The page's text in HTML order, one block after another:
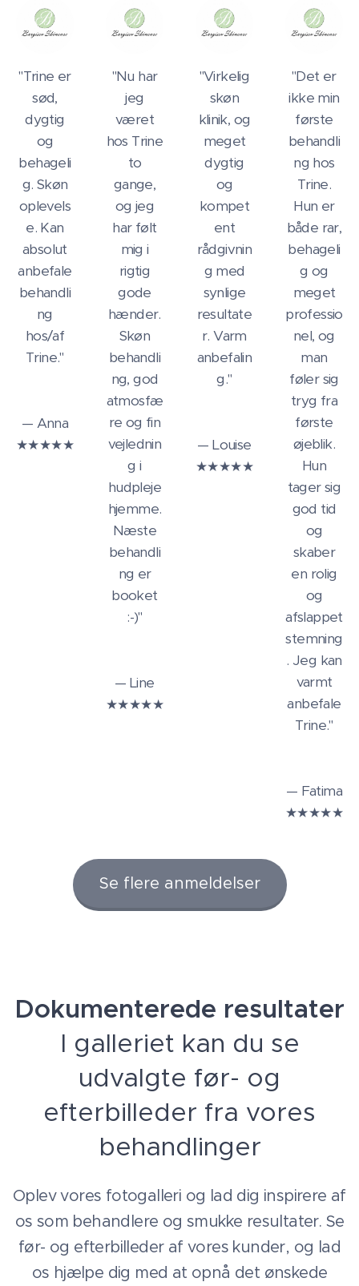
"Trine er
sød,
dygtig
og
behageli
g. Skøn
oplevels
e. Kan
absolut
anbefale
behandli
ng
hos/af
Trine."
— Anna
★★★★★
"Nu har
jeg
været
hos Trine
to
gange,
og jeg
har følt
mig i
rigtig
gode
hænder.
Skøn
behandli
ng, god
atmosfæ
re og fin
vejlednin
g i
hudpleje
hjemme.
Næste
behandli
ng er
booket
:-)"
— Line
★★★★★
"Virkelig
skøn
klinik, og
meget
dygtig
og
kompet
ent
rådgivnin
g med
synlige
resultate
r. Varm
anbefalin
g."
— Louise
★★★★★
"Det er
ikke min
første
behandli
ng hos
Trine.
Hun er
både rar,
behageli
g og
meget
professio
nel, og
man
føler sig
tryg fra
første
øjeblik.
Hun
tager sig
god tid
og
skaber
en rolig
og
afslappet
stemning
. Jeg kan
varmt
anbefale
Trine."
— Fatima
★★★★★
Se flere anmeldelser
Dokumenterede resultater
I galleriet kan du se
udvalgte før- og
efterbilleder fra vores
behandlinger
Oplev vores fotogalleri og lad dig inspirere af
os som behandlere og smukke resultater. Se
før- og efterbilleder af vores kunder, og lad
os hjælpe dig med at opnå det ønskede